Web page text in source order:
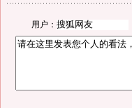
用户：